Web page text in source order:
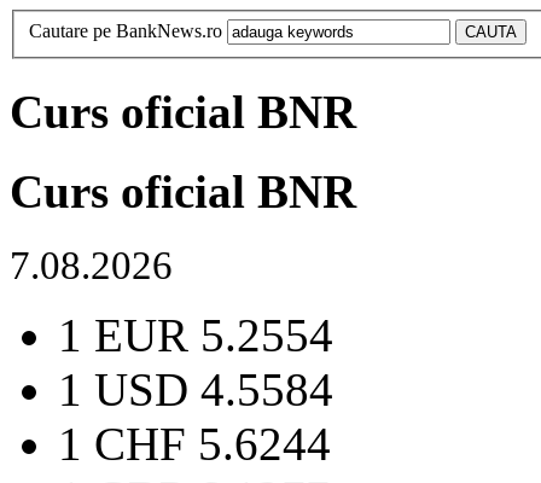
Cautare pe BankNews.ro
Curs oficial BNR
Curs oficial BNR
7.08.2026
1 EUR 5.2554
1 USD 4.5584
1 CHF 5.6244